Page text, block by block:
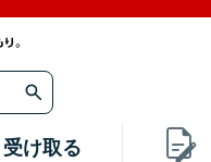
受け取る